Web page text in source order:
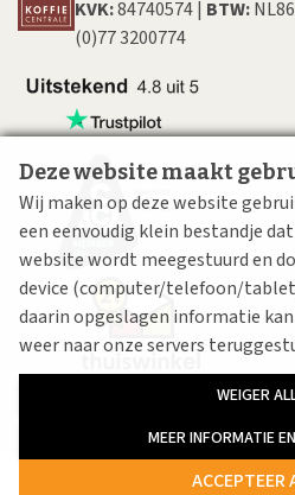
Deze website maakt
Wij maken op deze website
een eenvoudig klein bestandje
website wordt meegestuurd en
device (computer/telefoon/
daarin opgeslagen informatie
weer naar onze servers
WEIGER
MEER INFORMATIE
ACCEPTEER
KVK:84740574 | BTW:
(0)77 3200774